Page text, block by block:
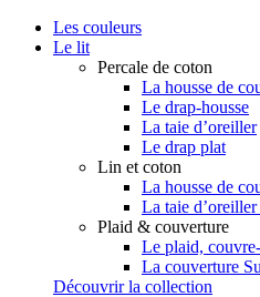
Les couleurs
Le lit
Percale de coton
La housse de
Le drap-housse
La taie d’oreiller
Le drap plat
Lin et coton
La housse de
La taie
Plaid & couverture
Le plaid,
La couverture
Découvrir la collection